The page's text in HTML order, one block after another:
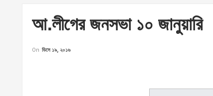
আ.লীগের জনসভা ১০ জানুয়ারি
On ডিসে ১৯, ২০১৬